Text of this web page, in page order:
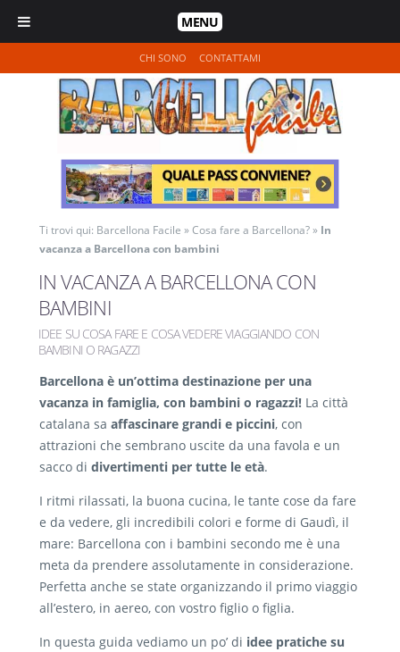
MENU
CHI SONO CONTATTAMI
Ti trovi qui: Barcellona Facile »Cosa fare a Barcellona?» In
vacanza a Barcellona con bambini
IN VACANZA A BARCELLONA CON
BAMBINI
IDEE SU COSA FARE E COSA VEDERE VIAGGIANDO CON
BAMBINI O RAGAZZI
Barcellona è un’ottima destinazione per una
vacanza in famiglia, con bambini o ragazzi! La città
catalana sa affascinare grandi e piccini, con
attrazioni che sembrano uscite da una favola e un
sacco di divertimenti per tutte le età.
I ritmi rilassati, la buona cucina, le tante cose da fare
e da vedere, gli incredibili colori e forme di Gaudì, il
mare: Barcellona con i bambini secondo me è una
meta da prendere assolutamente in considerazione.
Perfetta anche se state organizzando il primo viaggio
all’estero, in aereo, con vostro figlio o figlia.
In questa guida vediamo un po’ di idee pratiche su